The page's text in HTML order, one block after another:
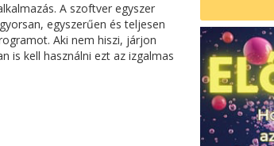
A szoftver egyszer
egyszerűen és teljesen
Aki nem hiszi, járjon
is kell használni ezt az izgalmas